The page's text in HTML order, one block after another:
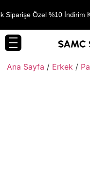
Siparişe Özel %10 İndirim
Ana Sayfa / Erkek /